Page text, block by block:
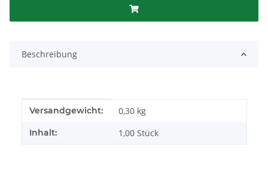
Beschreibung
Produkteigenschaft
Wert
Versandgewicht: 0,30 kg
Inhalt: 1,00 Stück